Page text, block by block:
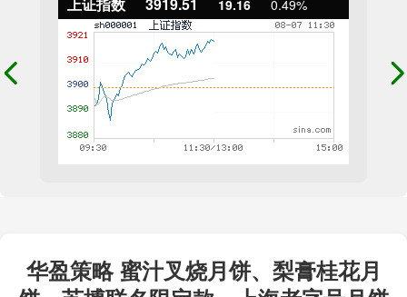
19.16 0.49%
华盈策略 蜜汁叉烧月饼、梨膏桂花月